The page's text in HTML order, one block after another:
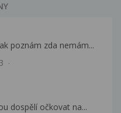
poznám zda nemám...
dospělí očkovat na...